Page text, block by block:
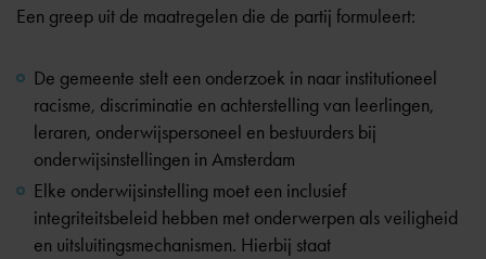
Een greep uit de maatregelen die de partij formuleert:
De gemeente stelt een onderzoek in naar institutioneel
racisme, discriminatie en achterstelling van leerlingen,
leraren, onderwijspersoneel en bestuurders bij
onderwijsinstellingen in Amsterdam
Elke onderwijsinstelling moet een inclusief
integriteitsbeleid hebben met onderwerpen als veiligheid
en uitsluitingsmechanismen. Hierbij staat